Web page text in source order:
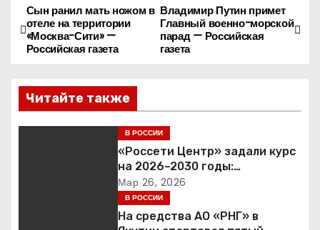
Н
а
и
Владимир Путин примет
Главный военно-морской
парад — Российская
газета
Сын ранил мать ножом в
отеле на территории
«Москва-Сити» —
Российская газета
Читайте также
В РОССИИ
«Россети Центр» задали курс
на 2026–2030 годы:
инвестиции в надежность и
сбалансированная
финансовая политика
Мар 26, 2026
В РОССИИ
На средства АО «РНГ» в